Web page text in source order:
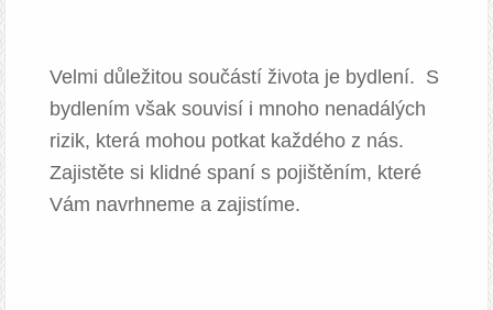
Velmi důležitou součástí života je bydlení. S
bydlením však souvisí i mnoho nenadálých
rizik, která mohou potkat každého z nás.
Zajistěte si klidné spaní s pojištěním, které
Vám navrhneme a zajistíme.